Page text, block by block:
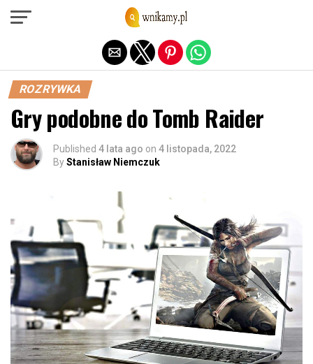
ROZRYWKA
Gry podobne do Tomb Raider
Published 4 lata ago on 4 listopada, 2022
ByStanisław Niemczuk
Exit mobile version